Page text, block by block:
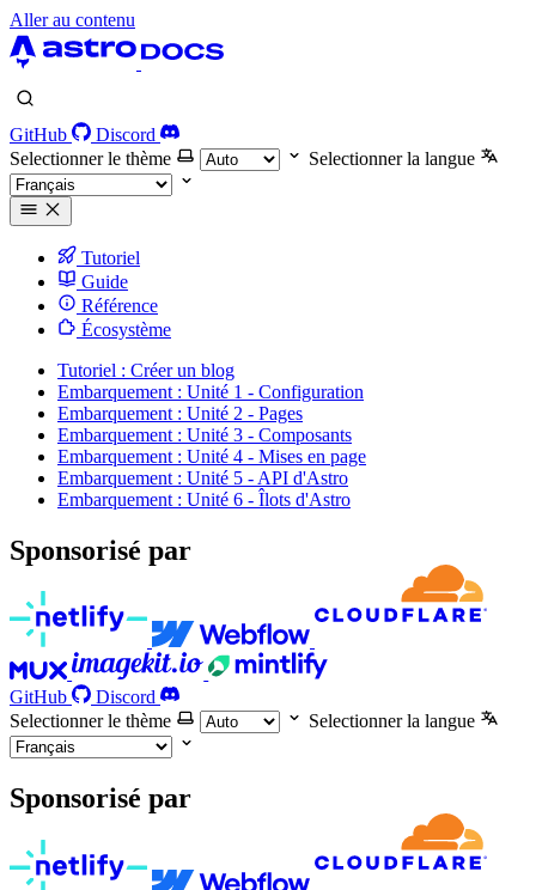
Aller au contenu
GitHub
Discord
Selectionner le thème
Selectionner la langue
Tutoriel
Guide
Référence
Écosystème
Tutoriel : Créer un blog
Embarquement : Unité 1 - Configuration
Embarquement : Unité 2 - Pages
Embarquement : Unité 3 - Composants
Embarquement : Unité 4 - Mises en page
Embarquement : Unité 5 - API d'Astro
Embarquement : Unité 6 - Îlots d'Astro
Sponsorisé par
GitHub
Discord
Selectionner le thème
Selectionner la langue
Sponsorisé par